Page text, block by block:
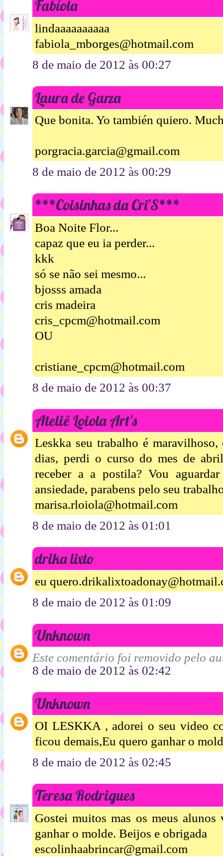
Fabíola
lindaaaaaaaaaa
fabiola_mborges@hotmail.com
8 de maio de 2012 às 00:27
Laura de Garza
Que bonita. Yo también quiero.
porgracia.garcia@gmail.com
8 de maio de 2012 às 00:29
***Coisinhas da Cri'S***
Boa Noite Flor...
capaz que eu ia perder...
kkk
só se não sei mesmo...
bjosss amada
cris madeira
cris_cpcm@hotmail.com
OU
cristiane_cpcm@hotmail.com
8 de maio de 2012 às 00:37
Ateliê Loiola Art's
Leskka seu trabalho é maravilhoso,
dias, perdi o curso do mes de
receber a a postila? Vou
ansiedade, parabens pelo seu
marisa.rloiola@hotmail.com
8 de maio de 2012 às 01:01
drika lixto
eu
8 de maio de 2012 às 01:09
Unknown
Este comentário foi removido pelo
8 de maio de 2012 às 02:42
Unknown
OI LESKKA , adorei o seu video
ficou demais,Eu quero ganhar o
8 de maio de 2012 às 02:45
Teresa Rodrigues
Gostei muitos mas os meus alunos
ganhar o molde. Beijos e obrigada
escolinhaabrincar@gmail.com